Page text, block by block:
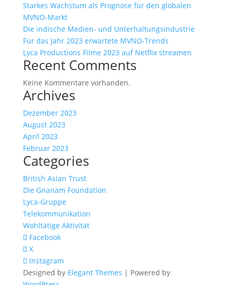
Starkes Wachstum als Prognose für den globalen
MVNO-Markt
Die indische Medien- und Unterhaltungsindustrie
Für das Jahr 2023 erwartete MVNO-Trends
Lyca Productions Filme 2023 auf Netflix streamen
Recent Comments
Keine Kommentare vorhanden.
Archives
Dezember 2023
August 2023
April 2023
Februar 2023
Categories
British Asian Trust
Die Gnanam Foundation
Lyca-Gruppe
Telekommunikation
Wohltätige Aktivität
Facebook
X
Instagram
Designed by Elegant Themes | Powered by